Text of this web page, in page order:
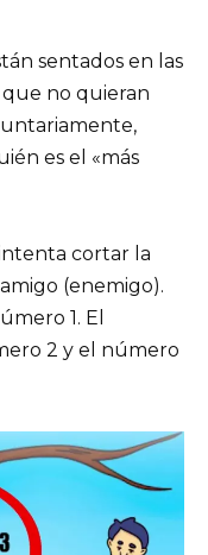
sentados en las
no quieran
es el «más
cortar la
(enemigo).
1. El
2 y el número